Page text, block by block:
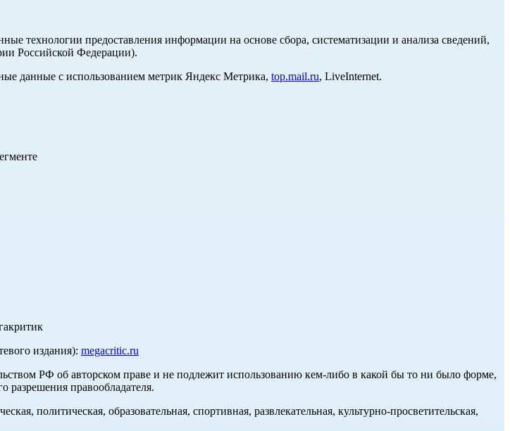
технологии предоставления информации на основе сбора, систематизации и анализа сведений,
Российской Федерации).
данные с использованием метрик Яндекс Метрика, top.mail.ru, LiveInternet.
издания): megacritic.ru
РФ об авторском праве и не подлежит использованию кем-либо в какой бы то ни было форме,
разрешения правообладателя.
политическая, образовательная, спортивная, развлекательная, культурно-просветительская,